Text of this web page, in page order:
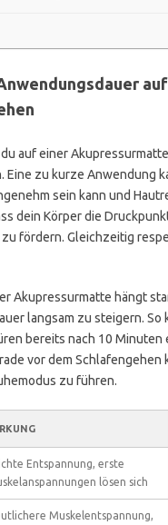
du auf einer
Eine zu kurze Anwendung
sein kann und
dein Körper die
fördern. Gleichzeitig
Akupressurmatte hängt
langsam zu steigern.
bereits nach 10
vor dem
zu führen.
Entspannung, erste
lösen sich
Muskelentspannung,